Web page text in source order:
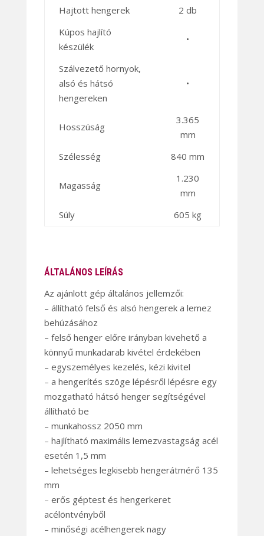
Hajtott hengerek
2 db
Kúpos hajlító
készülék
•
Szálvezető hornyok,
alsó és hátsó
hengereken
•
Hosszúság
3.365
mm
Szélesség
840 mm
Magasság
1.230
mm
Súly
605 kg
ÁLTALÁNOS LEÍRÁS
Az ajánlott gép általános jellemzői:
– állítható felső és alsó hengerek a lemez
behúzásához
– felső henger előre irányban kivehető a
könnyű munkadarab kivétel érdekében
– egyszemélyes kezelés, kézi kivitel
– a hengerítés szöge lépésről lépésre egy
mozgatható hátsó henger segítségével
állítható be
– munkahossz 2050 mm
– hajlítható maximális lemezvastagság acél
esetén 1,5 mm
– lehetséges legkisebb hengerátmérő 135
mm
– erős géptest és hengerkeret
acélöntvényből
– minőségi acélhengerek nagy